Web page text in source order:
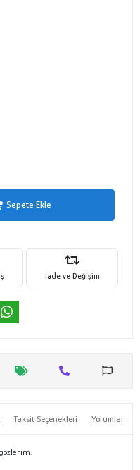
Sepete Ekle
İade ve Değişim
Taksit Seçenekleri Yorumlar